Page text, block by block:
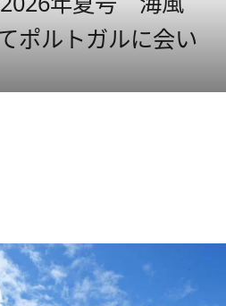
ポルトガルに会い